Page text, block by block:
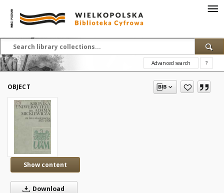
Advanced search ?
OBJECT
Show content
Download